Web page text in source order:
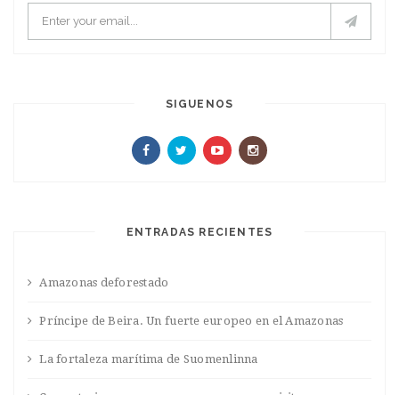
SIGUENOS
ENTRADAS RECIENTES
Amazonas deforestado
Príncipe de Beira. Un fuerte europeo en el Amazonas
La fortaleza marítima de Suomenlinna